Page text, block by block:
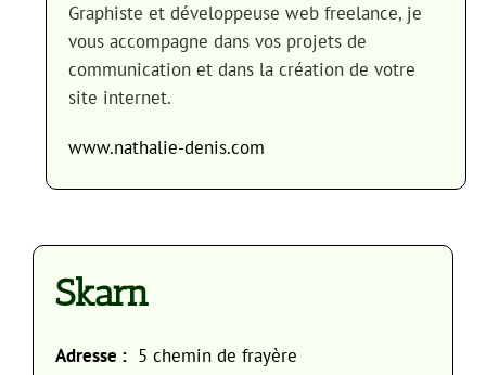
Graphiste et développeuse web freelance, je
vous accompagne dans vos projets de
communication et dans la création de votre
site internet.
www.nathalie-denis.com
Skarn
Adresse : 5 chemin de frayère